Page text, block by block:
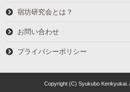
宿坊研究会とは？
お問い合わせ
プライバシーポリシー
Copyright (C) Syukubo Kenkyukai.